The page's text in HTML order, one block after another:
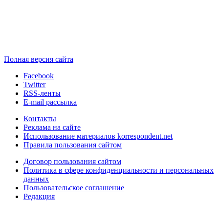
Полная версия сайта
Facebook
Twitter
RSS-ленты
E-mail рассылка
Контакты
Реклама на сайте
Использование материалов korrespondent.net
Правила пользования сайтом
Договор пользования сайтом
Политика в сфере конфиденциальности и персональных
данных
Пользовательское соглашение
Редакция